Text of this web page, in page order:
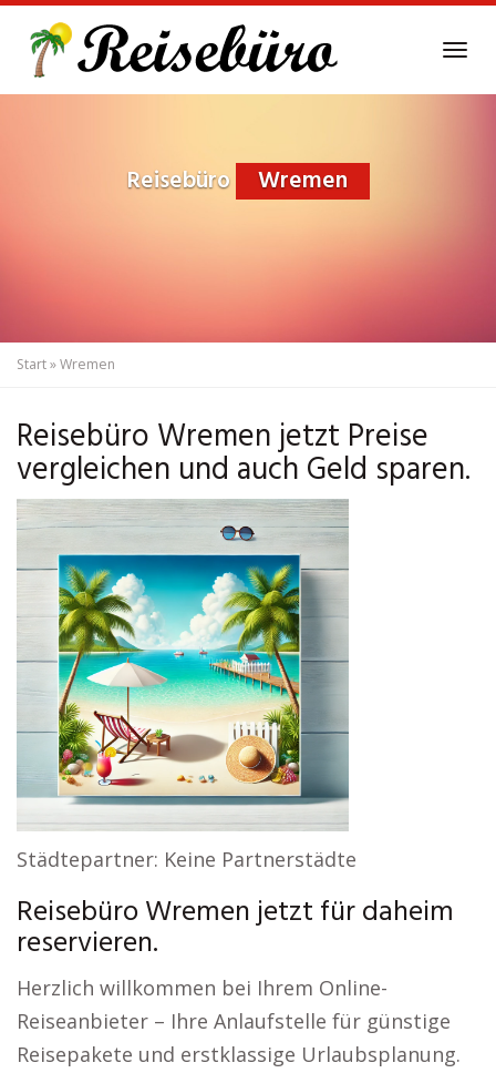
main
Reisebüro Wremen
Start»Wremen
Reisebüro Wremen jetzt Preise
vergleichen und auch Geld sparen.
Städtepartner: Keine Partnerstädte
Reisebüro Wremen jetzt für daheim
reservieren.
Herzlich willkommen bei Ihrem Online-
Reiseanbieter – Ihre Anlaufstelle für günstige
Reisepakete und erstklassige Urlaubsplanung.